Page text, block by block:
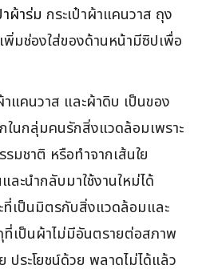
าผ้าร่ม กระเป๋าผ้าแคนวาส ถุง
มช่องใส่ของด้านหน้ามีซิปเพื่อ
าแคนวาส และผ้าดิบ เป็นของ
นกลุ่มคนรักสิ่งแวดล้อมเพราะ
รมชาติ หรือทำจากเส้นใย
ะนำกลับมาใช้งานใหม่ได้
ที่เป็นมิตรกับสิ่งแวดล้อมและ
เป็นผ้าไม่มีอันตรายต่อสภาพ
ประโยชน์ด้วย พลาดไม่ได้แล้ว